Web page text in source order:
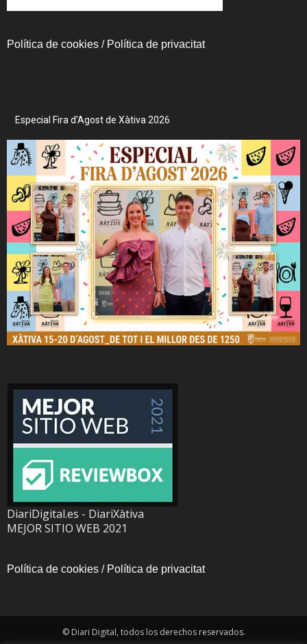
Política de cookies / Política de privacitat
Especial Fira d’Agost de Xàtiva 2026
DiariDigital.es - DiariXàtiva
MEJOR SITIO WEB 2021
Política de cookies / Política de privacitat
© Diari Digital, todos los derechos reservados.